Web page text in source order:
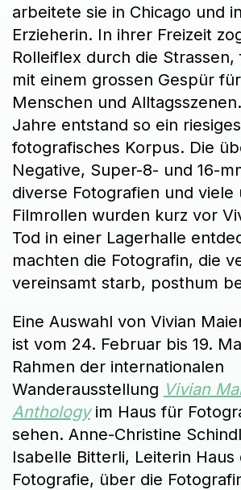
arbeitete sie in Chicago und
Erzieherin. In ihrer Freizeit
Rolleiflex durch die
mit einem grossen Gespür
Menschen und
Jahre entstand so ein riesiges
fotografisches Korpus. Die
Negative, Super-8- und 16-
diverse Fotografien und
Filmrollen wurden kurz vor
Tod in einer Lagerhalle
machten die Fotografin, die
vereinsamt starb, posthum
Eine Auswahl von Vivian
ist vom 24. Februar bis 19.
Rahmen der internationalen
Wanderausstellung Vivian
Anthologyim Haus für
sehen. Anne-Christine
Isabelle Bitterli, Leiterin Haus
Fotografie, über die